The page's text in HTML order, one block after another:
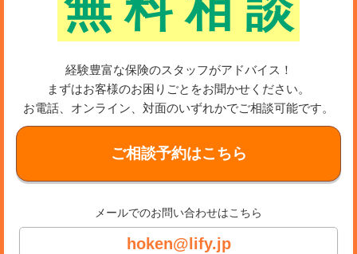
経験豊富な保険のスタッフがアドバイス！
まずはお客様のお困りごとをお聞かせください。
お電話、オンライン、対面のいずれかでご相談可能です。
ご相談予約はこちら
メールでのお問い合わせはこちら
hoken@lify.jp